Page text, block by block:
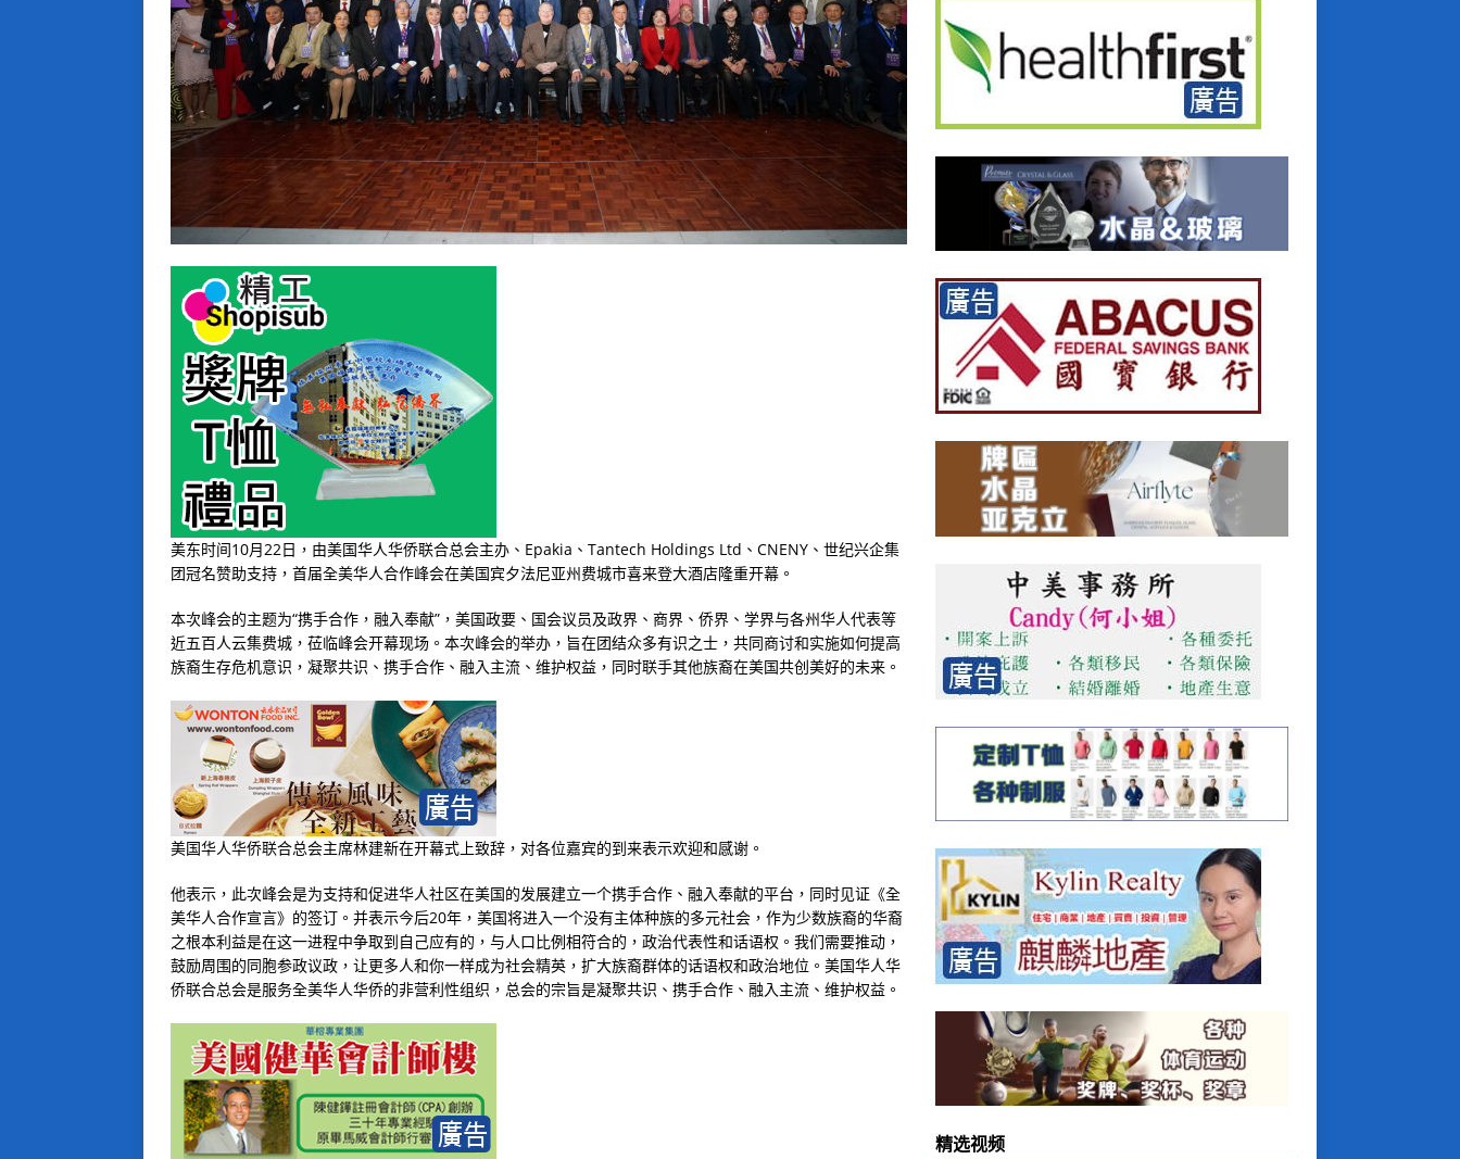
美东时间10月22日，由美国华人华侨联合总会主办、Epakia、Tantech Holdings Ltd、CNENY、世纪兴企集
团冠名赞助支持，首届全美华人合作峰会在美国宾夕法尼亚州费城市喜来登大酒店隆重开幕。
本次峰会的主题为“携手合作，融入奉献”，美国政要、国会议员及政界、商界、侨界、学界与各州华人代表等
近五百人云集费城，莅临峰会开幕现场。本次峰会的举办，旨在团结众多有识之士，共同商讨和实施如何提高
族裔生存危机意识，凝聚共识、携手合作、融入主流、维护权益，同时联手其他族裔在美国共创美好的未来。
美国华人华侨联合总会主席林建新在开幕式上致辞，对各位嘉宾的到来表示欢迎和感谢。
他表示，此次峰会是为支持和促进华人社区在美国的发展建立一个携手合作、融入奉献的平台，同时见证《全
美华人合作宣言》的签订。并表示今后20年，美国将进入一个没有主体种族的多元社会，作为少数族裔的华裔
之根本利益是在这一进程中争取到自己应有的，与人口比例相符合的，政治代表性和话语权。我们需要推动，
鼓励周围的同胞参政议政，让更多人和你一样成为社会精英，扩大族裔群体的话语权和政治地位。美国华人华
侨联合总会是服务全美华人华侨的非营利性组织，总会的宗旨是凝聚共识、携手合作、融入主流、维护权益。
精选视频